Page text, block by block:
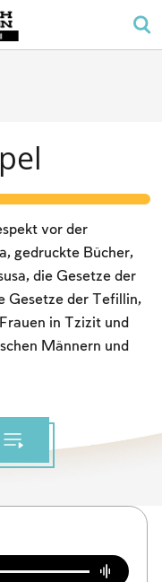
vor der
gedruckte Bücher,
die Gesetze der
Gesetze der Tefillin,
in Tzizit und
Männern und